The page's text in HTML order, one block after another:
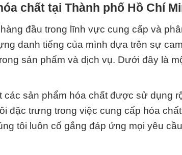
chất tại Thành phố Hồ Chí
đầu trong lĩnh vực cung cấp và
danh tiếng của mình dựa trên sự
sản phẩm và dịch vụ. Dưới đây là
sản phẩm hóa chất được sử dụng
đặc trưng trong việc cung cấp hóa
tôi luôn cố gắng đáp ứng mọi yêu